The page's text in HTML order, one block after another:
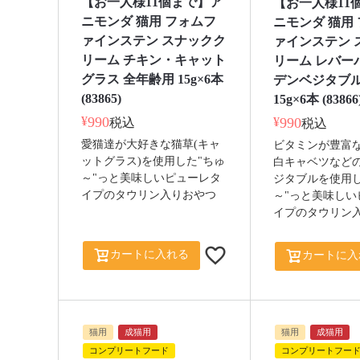
ニモンダ 猫用 フォムフ
ァインステン スナックク
リーム チキン・キャット
グラス 全年齢用 15g×6本
(83865)
¥990税込
愛猫達が大好きな猫草(キャ
ットグラス)を使用した"ちゅ
～"っと美味しいピューレタ
イプのタウリン入りおやつ
カートに入れる
【お一人様11
ニモンダ 猫用
ァインステン
リーム レバー
デンベジタブ
15g×6本
¥990税込
ビタミンが豊富
白キャベツなど
ジタブルを使用
～"っと美味し
イプのタウリン
カートに
猫用
成猫用
コンプリートフード
猫用
成猫用
コンプリートフード